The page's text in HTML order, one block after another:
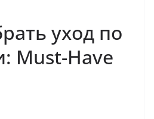
уход по
Must-Have